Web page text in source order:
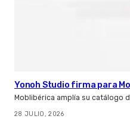
Yonoh Studio firma para
Moblibérica amplía su catálogo
28 JULIO, 2026